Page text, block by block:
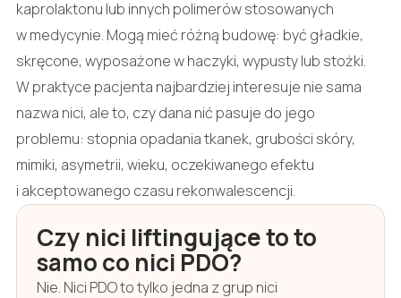
kaprolaktonu lub innych polimerów stosowanych
w medycynie. Mogą mieć różną budowę: być gładkie,
skręcone, wyposażone w haczyki, wypusty lub stożki.
W praktyce pacjenta najbardziej interesuje nie sama
nazwa nici, ale to, czy dana nić pasuje do jego
problemu: stopnia opadania tkanek, grubości skóry,
mimiki, asymetrii, wieku, oczekiwanego efektu
i akceptowanego czasu rekonwalescencji.
Czy nici liftingujące to to
samo co nici PDO?
Nie. Nici PDO to tylko jedna z grup nici